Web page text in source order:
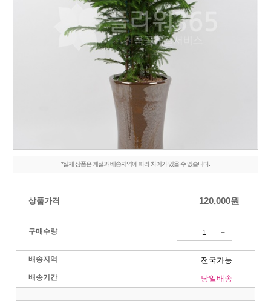
*실제 상품은 계절과 배송지역에 따라 차이가 있을 수 있습니다.
상품가격 120,000원
구매수량 - +
배송지역 전국가능
배송기간 당일배송